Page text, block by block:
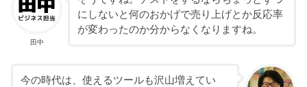
田中
にしないと何のおかげで売り上げとか反応率
が変わったのか分からなくなりますね。
今の時代は、使えるツールも沢山増えてい